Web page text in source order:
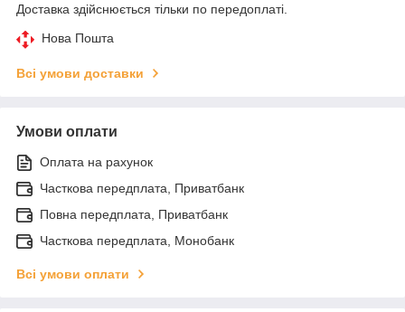
Доставка здійснюється тільки по передоплаті.
Нова Пошта
Всі умови доставки
Умови оплати
Оплата на рахунок
Часткова передплата, Приватбанк
Повна передплата, Приватбанк
Часткова передплата, Монобанк
Всі умови оплати